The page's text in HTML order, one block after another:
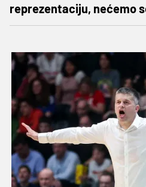
reprezentaciju, nećemo